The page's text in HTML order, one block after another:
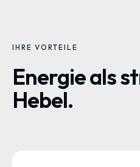
IHRE VORTEILE
Energie als
Hebel.